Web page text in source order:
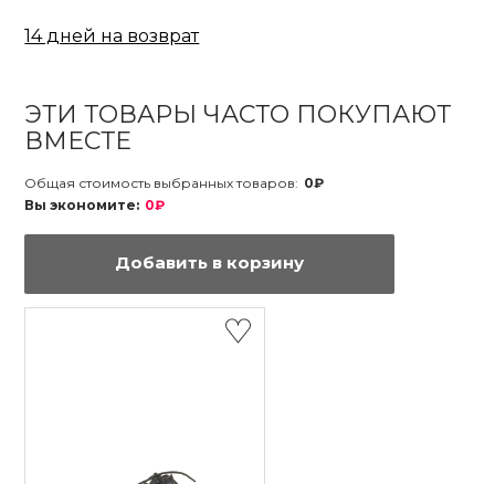
14 дней на возврат
ЭТИ ТОВАРЫ ЧАСТО ПОКУПАЮТ
ВМЕСТЕ
Общая стоимость выбранных товаров: 0₽
Вы экономите: 0₽
Добавить в корзину